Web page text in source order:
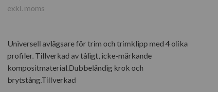
exkl. moms
Universell avlägsare för trim och trimklipp med 4 olika
profiler. Tillverkad av tåligt, icke-märkande
kompositmaterial.Dubbeländig krok och
brytstång.Tillverkad